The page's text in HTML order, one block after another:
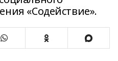
«Содействие».